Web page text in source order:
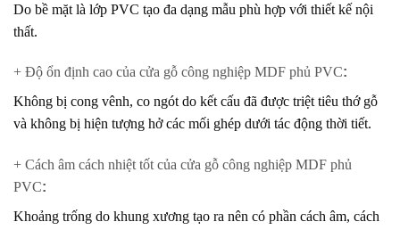
Do bề mặt là lớp PVC tạo đa dạng mẫu phù hợp với thiết kế nội
thất.
+ Độ ổn định cao của cửa gỗ công nghiệp MDF phủ PVC:
Không bị cong vênh, co ngót do kết cấu đã được triệt tiêu thớ gỗ
và không bị hiện tượng hở các mối ghép dưới tác động thời tiết.
+ Cách âm cách nhiệt tốt của cửa gỗ công nghiệp MDF phủ
PVC:
Khoảng trống do khung xương tạo ra nên có phần cách âm, cách